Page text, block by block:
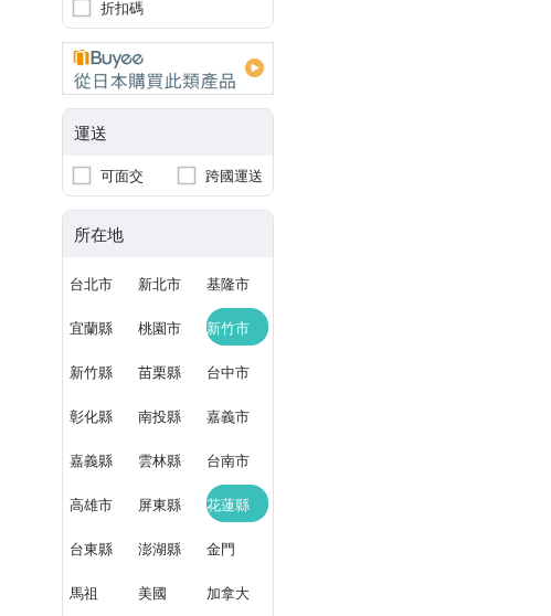
折扣碼
運送
可面交 跨國運送
所在地
台北市 新北市 基隆市
宜蘭縣 桃園市 新竹市
新竹縣 苗栗縣 台中市
彰化縣 南投縣 嘉義市
嘉義縣 雲林縣 台南市
高雄市 屏東縣 花蓮縣
台東縣 澎湖縣 金門
馬祖 美國 加拿大